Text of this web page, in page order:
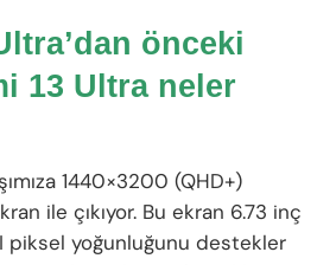
önceki
13 Ultra neler
1440×3200 (QHD+)
ile çıkıyor. Bu ekran 6.73 inç
piksel yoğunluğunu destekler